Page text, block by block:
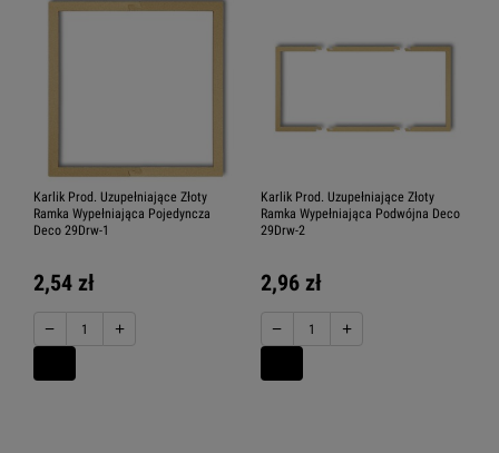
Karlik Prod. Uzupełniające Złoty
Ramka Wypełniająca Pojedyncza
Deco 29Drw-1
2,54 zł
− +
Karlik Prod. Uzupełniające Złoty
Ramka Wypełniająca Podwójna Deco
29Drw-2
2,96 zł
− +